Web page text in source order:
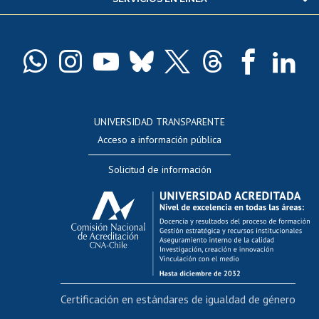
Docentes
Evaluación docente
Calificación académica
Postulación al AUCAI
Funcionarias/os
Cursos internos de capacitación
Bienestar del personal
Portal de movilidad interna
UNIVERSIDAD TRANSPARENTE
Acceso a información pública
Solicitud de información
Certificación en estándares de igualdad de género